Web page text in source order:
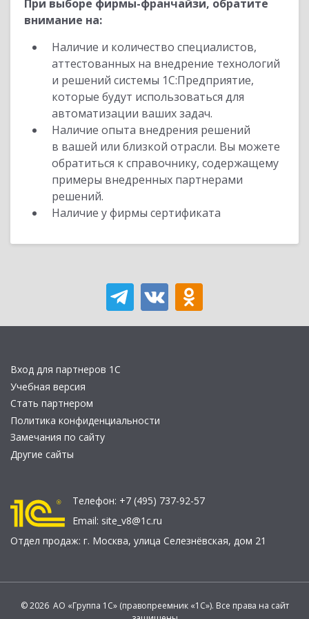
При выборе фирмы-франчайзи, обратите
внимание на:
Наличие и количество специалистов,
аттестованных на внедрение технологий
и решений системы 1С:Предприятие,
которые будут использоваться для
автоматизации ваших задач.
Наличие опыта внедрения решений
в вашей или близкой отрасли. Вы можете
обратиться к справочнику, содержащему
примеры внедренных партнерами
решений.
Наличие у фирмы сертификата
Вход для партнеров 1С
Учебная версия
Стать партнером
Политика конфиденциальности
Замечания по сайту
Другие сайты
Телефон: +7 (495) 737-92-57
Email: site_v8@1c.ru
Отдел продаж: г. Москва, улица Селезнёвская, дом 21
© 2026 АО «Группа 1С» (правопреемник «1С»). Все права на сайт